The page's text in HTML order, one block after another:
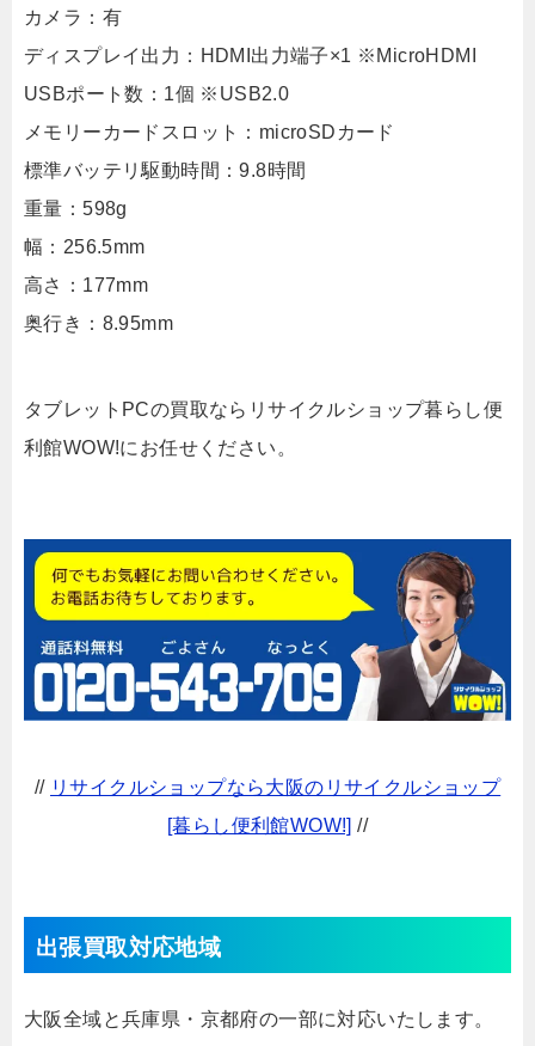
カメラ：有
ディスプレイ出力：HDMI出力端子×1 ※MicroHDMI
USBポート数：1個 ※USB2.0
メモリーカードスロット：microSDカード
標準バッテリ駆動時間：9.8時間
重量：598g
幅：256.5mm
高さ：177mm
奥行き：8.95mm
タブレットPCの買取ならリサイクルショップ暮らし便
利館WOW!にお任せください。
// リサイクルショップなら大阪のリサイクルショップ
[暮らし便利館WOW!] //
出張買取対応地域
大阪全域と兵庫県・京都府の一部に対応いたします。